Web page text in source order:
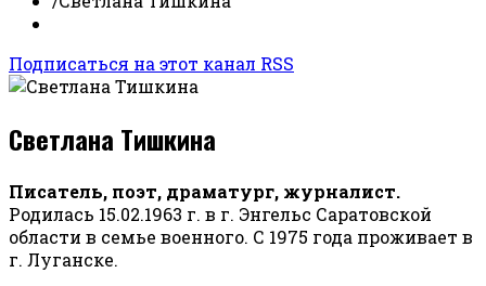
Подписаться на этот канал RSS
Светлана Тишкина
Писатель, поэт, драматург, журналист.
Родилась 15.02.1963 г. в г. Энгельс Саратовской
области в семье военного. С 1975 года проживает в
г. Луганске.